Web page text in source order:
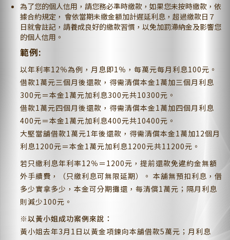
為了您的個人信用，請您務必準時繳款，如果您未按時繳款，依
據合約規定， 會依當期未繳金額加計遲延利息，超過繳款日７
日就會註記，請養成良好的繳款習慣，以免加罰滯納金及影響您
的個人信用。
範例:
以年利率12％為例，月息即1％，每萬元每月利息100元。
借款1萬元三個月後還款，得需清償本金1萬加三個月利息
300元＝本金1萬元加利息300元共10300元。
借款1萬元四個月後還款，得需清償本金1萬加四個月利息
400元＝本金1萬元加利息400元共10400元。
大堅當舖借款1萬元1年後還款，得需清償本金1萬加12個月
利息1200元＝本金1萬元加利息1200元共11200元。
若只繳利息年利率12％＝1200元，提前還款免違約金無額
外手續費，（只繳利息可無限延期）。 本舖無預扣利息，借
多少實拿多少，本金可分期攤還，每清償1萬元；隔月利息
則減少100元。
※以黃小姐成功案例來說：
黃小姐去年3月1日以黃金項鍊向本舖借款5萬元；月利息